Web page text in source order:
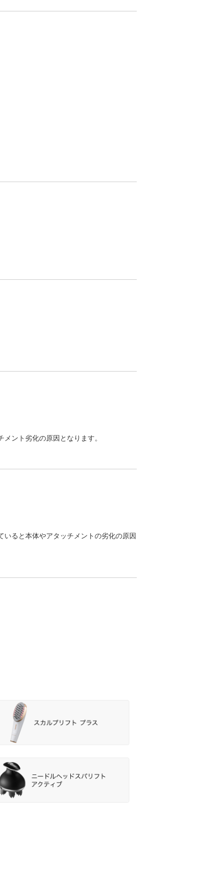
ント劣化の原因となります。
ると本体やアタッチメントの劣化の原因